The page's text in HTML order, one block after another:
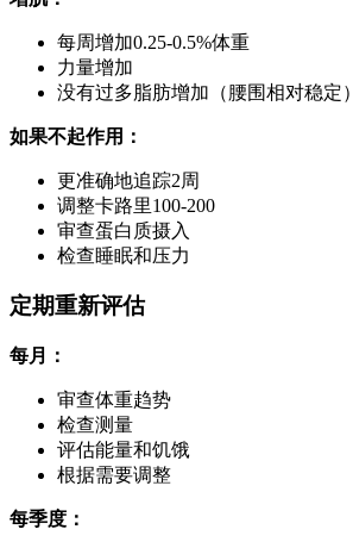
每周增加0.25-0.5%体重
力量增加
没有过多脂肪增加（腰围相对稳定）
如果不起作用：
更准确地追踪2周
调整卡路里100-200
审查蛋白质摄入
检查睡眠和压力
定期重新评估
每月：
审查体重趋势
检查测量
评估能量和饥饿
根据需要调整
每季度：